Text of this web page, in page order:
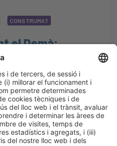
CONSTRUMAT
el Demà:
Consultoria
CC1.1 Obert